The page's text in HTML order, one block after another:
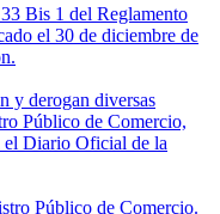
Bis 1 del Reglamento
el 30 de diciembre de
y derogan diversas
Público de Comercio,
el Diario Oficial de la
Público de Comercio.